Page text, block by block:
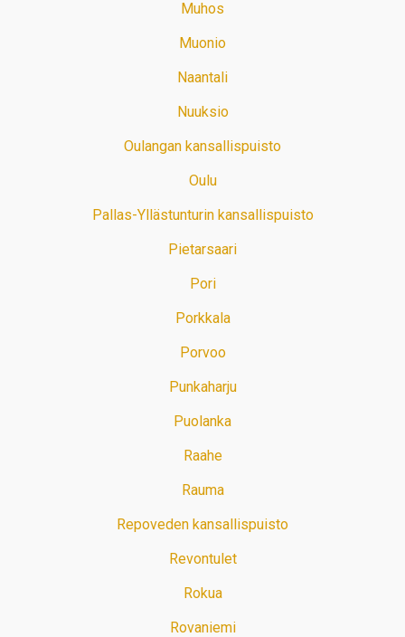
Muhos
Muonio
Naantali
Nuuksio
Oulangan kansallispuisto
Oulu
Pallas-Yllästunturin kansallispuisto
Pietarsaari
Pori
Porkkala
Porvoo
Punkaharju
Puolanka
Raahe
Rauma
Repoveden kansallispuisto
Revontulet
Rokua
Rovaniemi